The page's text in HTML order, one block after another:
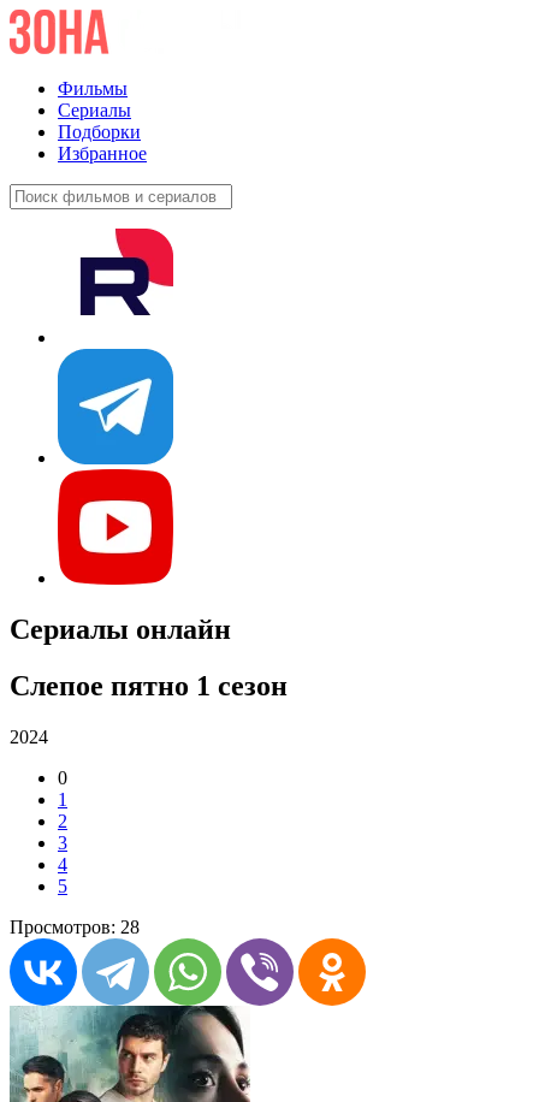
Фильмы
Сериалы
Подборки
Избранное
Сериалы онлайн
Слепое пятно 1 сезон
2024
0
1
2
3
4
5
Просмотров: 28